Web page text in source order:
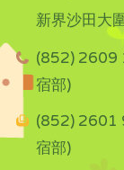
新界沙田大
(852) 2609
宿部)
(852) 2601
宿部)